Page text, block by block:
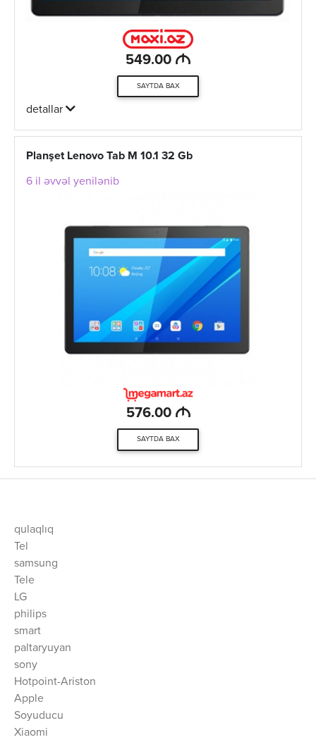
549.00 M
SAYTDA BAX
detallar
Planşet Lenovo Tab M 10.1 32 Gb
6 il əvvəl yenilənib
576.00 M
SAYTDA BAX
qulaqlıq
Tel
samsung
Tele
LG
philips
smart
paltaryuyan
sony
Hotpoint-Ariston
Apple
Soyuducu
Xiaomi